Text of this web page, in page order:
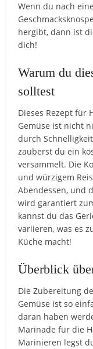
Wenn du nach
hergibt, dann ist
dich!
Warum du
solltest
Dieses Rezept für
Gemüse ist nicht
durch
zauberst du ein
versammelt. Die
und würzigem
Abendessen, und
wird garantiert
kannst du das
variieren, was es
Küche macht!
Überblick
Die Zubereitung
Gemüse ist so
daran haben
Marinade für die
Marinieren legst